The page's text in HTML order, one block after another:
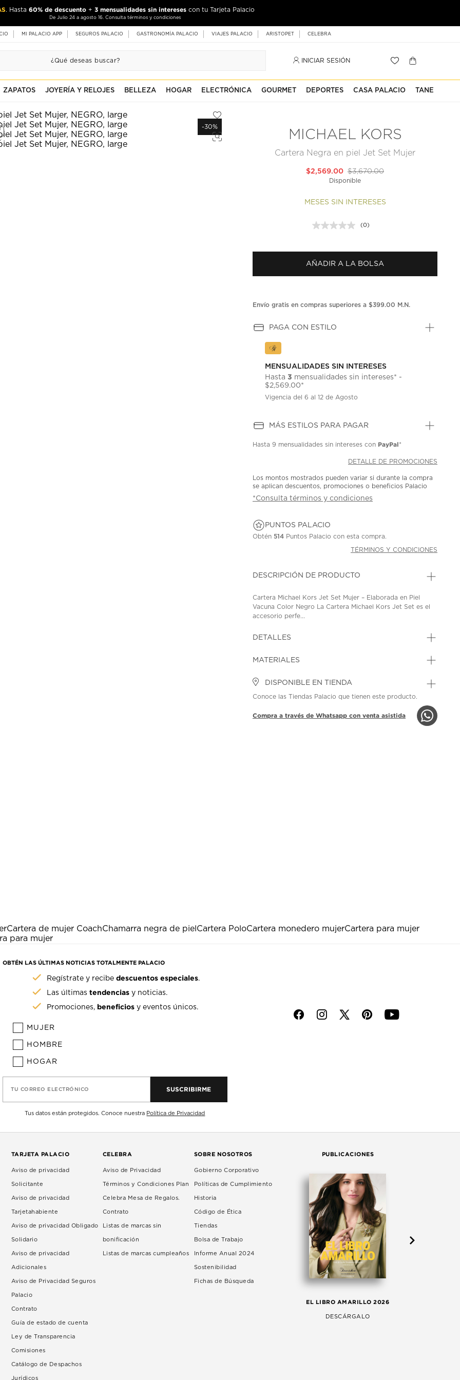
. Hasta 60% de descuento + 3 mensualidades sin intereses con tu Tarjeta Palacio
De Julio 24 a agosto 16. Consulta términos y condiciones
MI PALACIO APP SEGUROS PALACIO GASTRONOMÍA PALACIO VIAJES PALACIO ARISTOPET CELEBRA
INICIAR SESIÓN
ZAPATOS JOYERÍA Y RELOJES BELLEZA HOGAR ELECTRÓNICA GOURMET DEPORTES CASA PALACIO TANE
-30%
MICHAEL KORS
Cartera Negra en piel Jet Set Mujer
$3,670.00
$2,569.00
Disponible
MESES SIN INTERESES
Sin
en
la
página.
(0)
AÑADIR A LA BOLSA
Envío gratis en compras superiores a $399.00 M.N.
PAGA CON ESTILO
MENSUALIDADES SIN INTERESES
Hasta3 mensualidades sin intereses* -
$2,569.00*
Vigencia del 6 al 12 de Agosto
MÁS ESTILOS PARA PAGAR
Hasta9 mensualidades sin intereses con PayPal*
DETALLE DE PROMOCIONES
Los montos mostrados pueden variar si durante la compra
se aplican descuentos, promociones o beneficios Palacio
*Consulta términos y condiciones
PUNTOS PALACIO
Obtén514 Puntos Palacio con esta compra.
TÉRMINOS Y CONDICIONES
DESCRIPCIÓN DE PRODUCTO
Cartera Michael Kors Jet Set Mujer – Elaborada en Piel
Vacuna Color Negro La Cartera Michael Kors Jet Set es el
accesorio perfe...
DETALLES
MATERIALES
DISPONIBLE EN TIENDA
Conoce las Tiendas Palacio que tienen este producto.
Compra a través de Whatsapp con venta asistida
Cartera de mujer CoachChamarra negra de piel Cartera PoloCartera monedero mujerCartera para mujer
para mujer
OBTÉN LAS ÚLTIMAS NOTICIAS TOTALMENTE PALACIO
Regístrate y recibedescuentos especiales.
Las últimastendencias y noticias.
Promociones, beneficios y eventos únicos.
MUJER
HOMBRE
HOGAR
TU CORREO ELECTRÓNICO SUSCRIBIRME
Tus datos están protegidos. Conoce nuestra Política de Privacidad
f i p y
TARJETA PALACIO
Aviso de privacidad
Solicitante
Aviso de privacidad
Tarjetahabiente
Aviso de privacidad Obligado
Solidario
Aviso de privacidad
Adicionales
Aviso de Privacidad Seguros
Palacio
Contrato
Guía de estado de cuenta
Ley de Transparencia
Comisiones
Catálogo de Despachos
Jurídicos
CELEBRA
Aviso de Privacidad
Términos y Condiciones Plan
Celebra Mesa de Regalos.
Contrato
Listas de marcas sin
bonificación
Listas de marcas cumpleaños
SOBRE NOSOTROS
Gobierno Corporativo
Políticas de Cumplimiento
Historia
Código de Ética
Tiendas
Bolsa de Trabajo
Informe Anual 2024
Sostenibilidad
Fichas de Búsqueda
PUBLICACIONES
EL LIBRO AMARILLO 2026
DESCÁRGALO